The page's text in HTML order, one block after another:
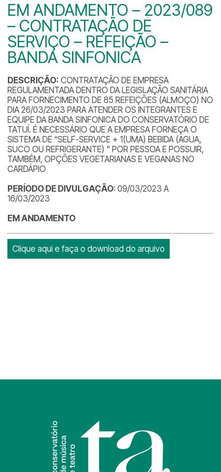
EM ANDAMENTO – 2023/089
– CONTRATAÇÃO DE
SERVIÇO – REFEIÇÃO –
BANDA SINFONICA
DESCRIÇÃO: CONTRATAÇÃO DE EMPRESA
REGULAMENTADA DENTRO DA LEGISLAÇÃO SANITÁRIA
PARA FORNECIMENTO DE 85 REFEIÇÕES (ALMOÇO) NO
DIA 26/03/2023 PARA ATENDER OS INTEGRANTES E
EQUIPE DA BANDA SINFONICA DO CONSERVATÓRIO DE
TATUÍ. É NECESSÁRIO QUE A EMPRESA FORNEÇA O
SISTEMA DE “SELF-SERVICE + 1(UMA) BEBIDA (AGUA,
SUCO OU REFRIGERANTE) ” POR PESSOA E POSSUIR,
TAMBÉM, OPÇÕES VEGETARIANAS E VEGANAS NO
CARDÁPIO
PERÍODO DE DIVULGAÇÃO: 09/03/2023 A
16/03/2023
EM ANDAMENTO
Clique aqui e faça o download do arquivo